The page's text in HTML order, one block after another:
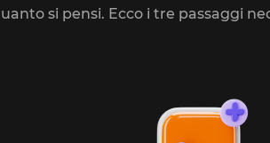
si pensi. Ecco i tre passaggi